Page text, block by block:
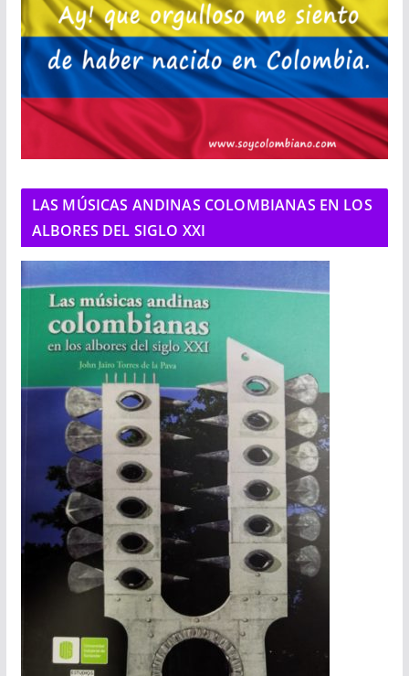
LAS MÚSICAS ANDINAS COLOMBIANAS EN LOS
ALBORES DEL SIGLO XXI